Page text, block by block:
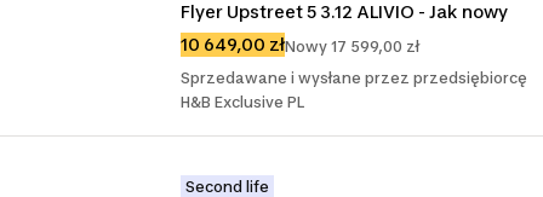
Flyer Upstreet 5 3.12 ALIVIO - Jak nowy
10 649,00 złNowy 17 599,00 zł
Sprzedawane i wysłane przez przedsiębiorcę
H&B Exclusive PL
Second life